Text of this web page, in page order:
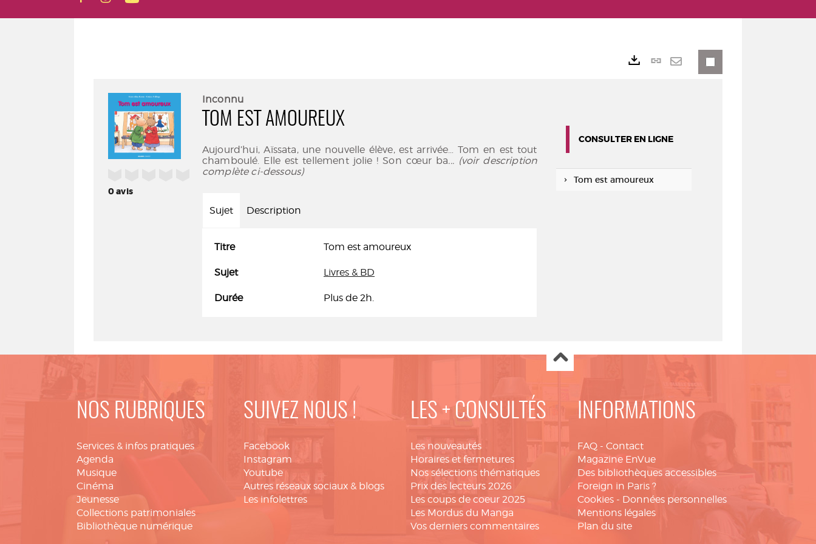
0avis
Inconnu
TOM EST AMOUREUX
Aujourd’hui, Aïssata, une nouvelle élève, est arrivée… Tom en est tout
chamboulé. Elle est tellement jolie ! Son cœur ba... (voir description
complète ci-dessous)
Sujet Description
Titre Tom est amoureux
Sujet Livres & BD
Durée Plus de 2h.
Lien
CONSULTER EN LIGNE
Tom est amoureux
NOS RUBRIQUES
Services & infos pratiques
Agenda
Musique
Cinéma
Jeunesse
Collections patrimoniales
Bibliothèque numérique
SUIVEZ NOUS !
Facebook
Instagram
Youtube
Autres réseaux sociaux & blogs
Les infolettres
LES + CONSULTÉS
Les nouveautés
Horaires et fermetures
Nos sélections thématiques
Prix des lecteurs 2026
Les coups de coeur 2025
Les Mordus du Manga
Vos derniers commentaires
INFORMATIONS
FAQ - Contact
Magazine EnVue
Des bibliothèques accessibles
Foreign in Paris ?
Cookies - Données personnelles
Mentions légales
Plan du site